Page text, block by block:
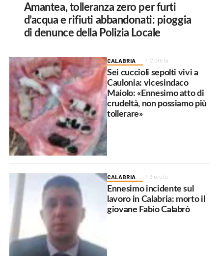
Amantea, tolleranza zero per furti
d’acqua e rifiuti abbandonati: pioggia
di denunce della Polizia Locale
CALABRIA 2 ore fa
Sei cuccioli sepolti vivi a
Caulonia: vicesindaco
Maiolo: «Ennesimo atto di
crudeltà, non possiamo più
tollerare»
CALABRIA 3 ore fa
Ennesimo incidente sul
lavoro in Calabria: morto il
giovane Fabio Calabrò